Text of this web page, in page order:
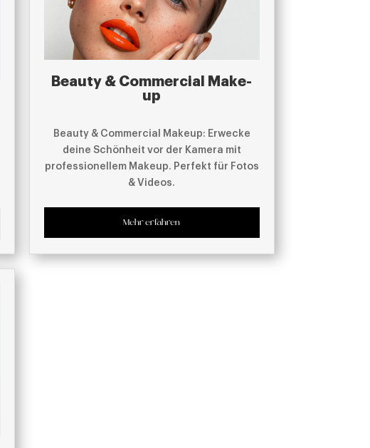
Beauty & Commercial Make-
up
Beauty & Commercial Makeup: Erwecke
deine Schönheit vor der Kamera mit
professionellem Makeup. Perfekt für Fotos
& Videos.
Mehr erfahren